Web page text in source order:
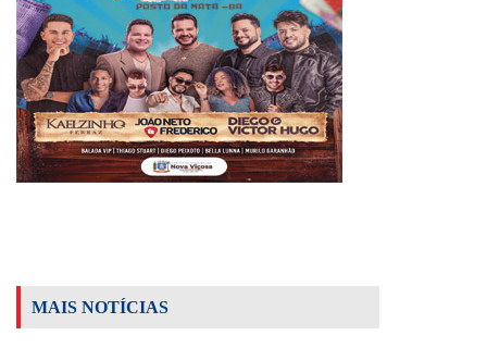
MAIS NOTÍCIAS